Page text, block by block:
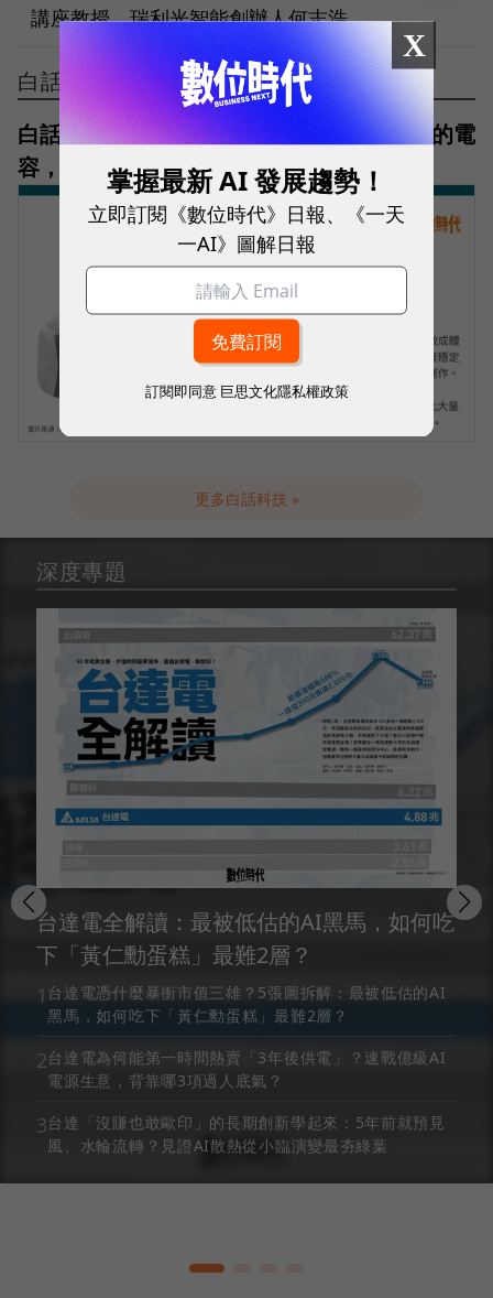
講座教授、瑞利光智能創辦人何志浩
白話科技
白話科技｜MLCC是什麼？一顆比鹽巴還小的電
容，如何成為AI伺服器關鍵零件？
更多白話科技 »
深度專題
台達電全解讀：最被低估的AI黑馬，如何吃
下「黃仁勳蛋糕」最難2層？
1 台達電憑什麼暴衝市值三雄？5張圖拆解：最被低估的AI
黑馬，如何吃下「黃仁勳蛋糕」最難2層？
2台達電為何能第一時間熱賣「3年後供電」？速戰億級AI
電源生意，背靠哪3項過人底氣？
3台達「沒賺也敢歐印」的長期創新學起來：5年前就預見
風、水輪流轉？見證AI散熱從小臨演變最夯綠葉
X
掌握最新 AI 發展趨勢！
立即訂閱《數位時代》日報、《一天
一AI》圖解日報
訂閱即同意 巨思文化隱私權政策